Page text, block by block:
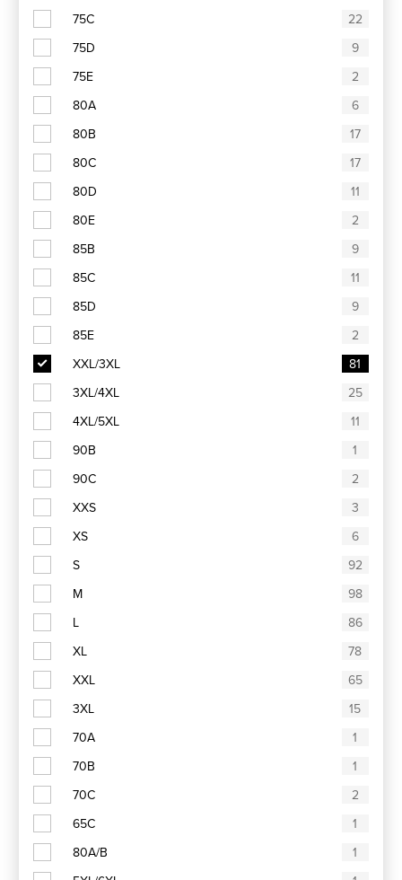
Župany
Bambusové prádlo
Kolekce Disco a Funny
75C
22
75D
9
75E
2
80A
6
80B
17
80C
17
80D
11
80E
2
85B
9
85C
11
85D
9
85E
2
XXL/3XL
81
3XL/4XL
25
4XL/5XL
11
90B
1
90C
2
XXS
3
XS
6
S
92
M
98
L
86
XL
78
XXL
65
3XL
15
70A
1
70B
1
70C
2
65C
1
80A/B
1